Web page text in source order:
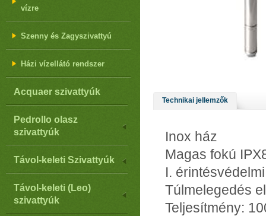
vízre
Szenny és Zagyszivattyú
Házi vízellátó rendszer
Acquaer szivattyúk
Pedrollo olasz
szivattyúk
Távol-keleti Szivattyúk
Távol-keleti (Leo)
szivattyúk
Technikai jellemzők
Inox ház
Magas fokú
I.
Túlmelegedés
Teljesítmény: